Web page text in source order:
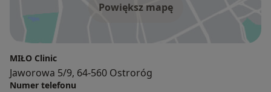
Powiększ mapę
MIŁO Clinic
Jaworowa 5/9, 64-560 Ostroróg
Numer telefonu